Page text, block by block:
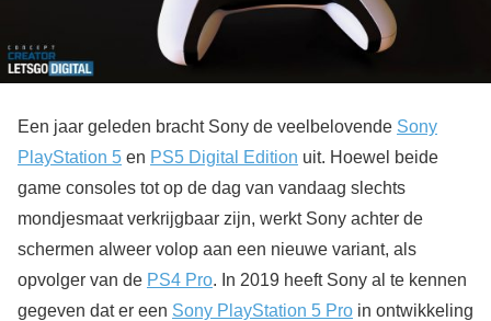
Een jaar geleden bracht Sony de veelbelovende Sony
PlayStation 5 en PS5 Digital Edition uit. Hoewel beide
game consoles tot op de dag van vandaag slechts
mondjesmaat verkrijgbaar zijn, werkt Sony achter de
schermen alweer volop aan een nieuwe variant, als
opvolger van de PS4 Pro. In 2019 heeft Sony al te kennen
gegeven dat er een Sony PlayStation 5 Pro in ontwikkeling